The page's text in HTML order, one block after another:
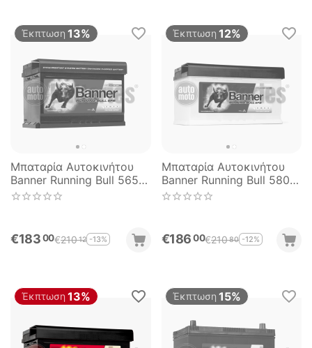
Έκπτωση 13%
Μπαταρία Αυτοκινήτου
Banner Running Bull 56512
Start Stop EFB 65AH
€18300€21012 -13%
Έκπτωση 12%
Μπαταρία Αυτοκινήτου
Banner Running Bull 58011
Start Stop EFB 80AH
€18600€21080 -12%
Έκπτωση 13% Έκπτωση 15%